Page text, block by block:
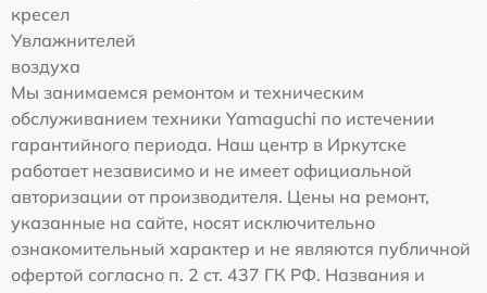
кресел
Увлажнителей
воздуха
Мы занимаемся ремонтом и техническим
обслуживанием техники Yamaguchi по истечении
гарантийного периода. Наш центр в Иркутске
работает независимо и не имеет официальной
авторизации от производителя. Цены на ремонт,
указанные на сайте, носят исключительно
ознакомительный характер и не являются публичной
офертой согласно п. 2 ст. 437 ГК РФ. Названия и